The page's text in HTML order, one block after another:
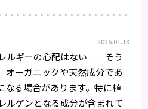
2026.01.13
ルギーの心配はない——そう
オーガニックや天然成分であ
なる場合があります。特に植
ルゲンとなる成分が含まれて